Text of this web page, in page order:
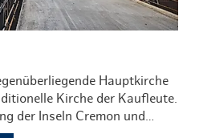
Hauptkirche
Kirche der Kaufleute.
der Inseln Cremon und…